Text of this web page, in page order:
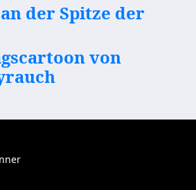
der Spitze der
von